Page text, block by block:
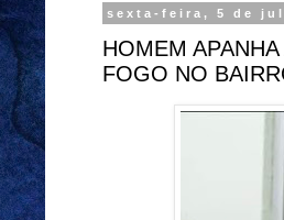
sexta-feira, 5 de
HOMEM
FOGO NO